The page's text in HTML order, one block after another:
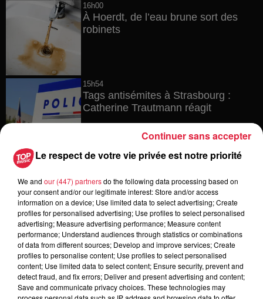
16h00
À Hoerdt, de l’eau brune sort des
robinets
15h54
Tags antisémites à Strasbourg :
Catherine Trautmann réagit
avec les flamants rouges
Les dernières infos sur la venue du
pape à Metz en septembre
Le respect de votre vie privée est notre priorité
We and our (447) partnersdo the following data processing based on
your consent and/or our legitimate interest: Store and/or access
information on a device; Use limited data to select advertising; Create
profiles for personalised advertising; Use profiles to select personalised
advertising; Measure advertising performance; Measure content
performance; Understand audiences through statistics or combinations
of data from different sources; Develop and improve services; Create
profiles to personalise content; Use profiles to select personalised
content; Use limited data to select content; Ensure security, prevent and
detect fraud, and fix errors; Deliver and present advertising and content;
Save and communicate privacy choices. These technologies may
Continuer sans accepter